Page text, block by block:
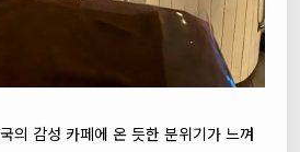
의 감성 카페에 온 듯한 분위기가 느껴